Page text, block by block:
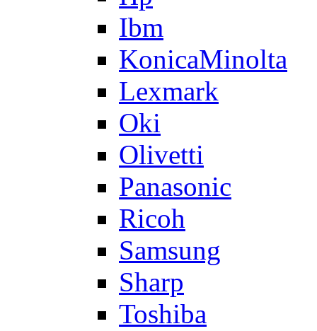
Ibm
KonicaMinolta
Lexmark
Oki
Olivetti
Panasonic
Ricoh
Samsung
Sharp
Toshiba